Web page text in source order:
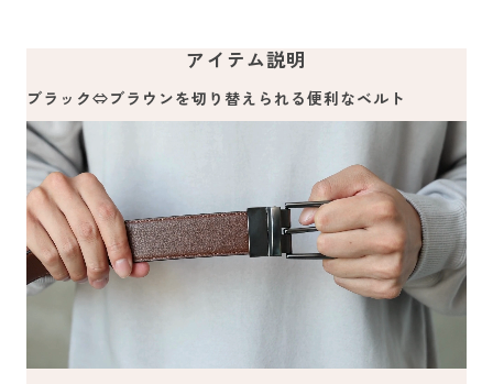
アイテム説明
ブラック⇔ブラウンを切り替えられる便利なベルト